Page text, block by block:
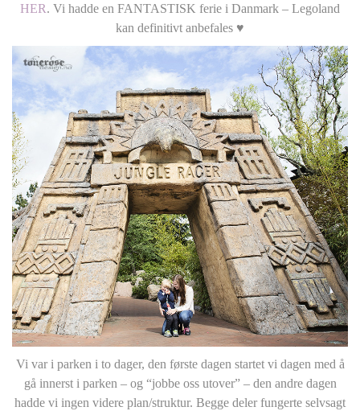
HER. Vi hadde en FANTASTISK ferie i Danmark – Legoland
kan definitivt anbefales ♥
Vi var i parken i to dager, den første dagen startet vi dagen med å
gå innerst i parken – og “jobbe oss utover” – den andre dagen
hadde vi ingen videre plan/struktur. Begge deler fungerte selvsagt